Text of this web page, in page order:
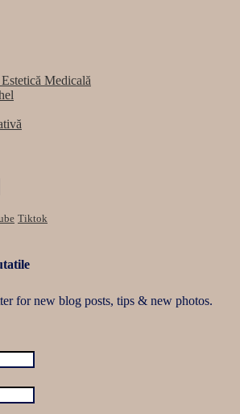
Medicală
Tiktok
for new blog posts, tips & new photos.